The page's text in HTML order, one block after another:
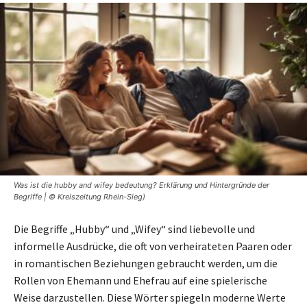
Was ist die hubby and wifey bedeutung? Erklärung und Hintergründe der
Begriffe | © Kreiszeitung Rhein-Sieg)
Die Begriffe „Hubby“ und „Wifey“ sind liebevolle und
informelle Ausdrücke, die oft von verheirateten Paaren oder
in romantischen Beziehungen gebraucht werden, um die
Rollen von Ehemann und Ehefrau auf eine spielerische
Weise darzustellen. Diese Wörter spiegeln moderne Werte